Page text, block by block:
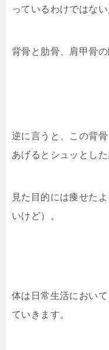
っているわけではない
背骨と肋骨、肩甲骨の
逆に言うと、この背
あげるとシュッとした
見た目的には痩せた
いけど）。
体は日常生活におい
ていきます。